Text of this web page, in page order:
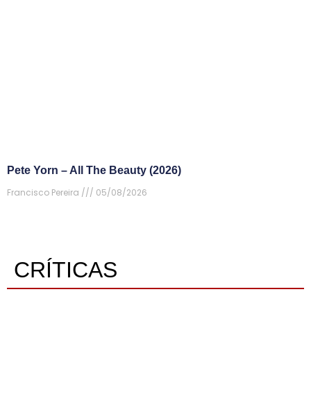
Pete Yorn – All The Beauty (2026)
Francisco Pereira
05/08/2026
CRÍTICAS